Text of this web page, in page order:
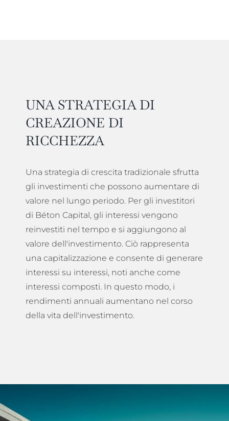
UNA STRATEGIA DI
CREAZIONE DI
RICCHEZZA
Una strategia di crescita tradizionale sfrutta
gli investimenti che possono aumentare di
valore nel lungo periodo. Per gli investitori
di Béton Capital, gli interessi vengono
reinvestiti nel tempo e si aggiungono al
valore dell'investimento. Ciò rappresenta
una capitalizzazione e consente di generare
interessi su interessi, noti anche come
interessi composti. In questo modo, i
rendimenti annuali aumentano nel corso
della vita dell'investimento.